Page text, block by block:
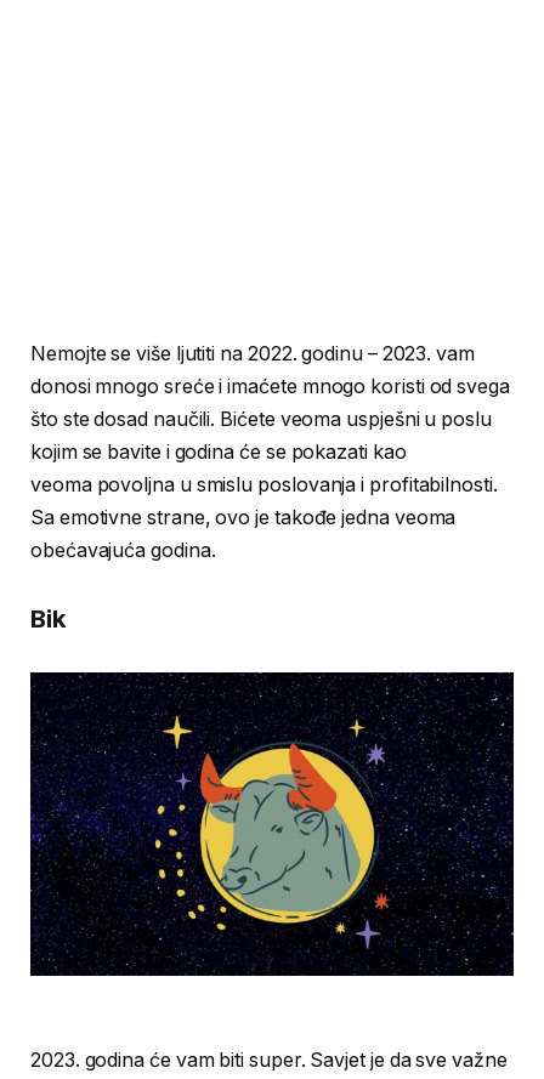
Nemojte se više ljutiti na 2022. godinu – 2023. vam
donosi mnogo sreće i imaćete mnogo koristi od svega
što ste dosad naučili. Bićete veoma uspješni u poslu
kojim se bavite i godina će se pokazati kao
veoma povoljna u smislu poslovanja i profitabilnosti.
Sa emotivne strane, ovo je takođe jedna veoma
obećavajuća godina.
Bik
2023. godina će vam biti super. Savjet je da sve važne